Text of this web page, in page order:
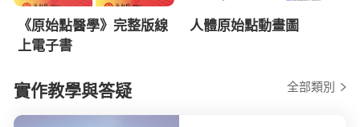
《原始點醫學》完整版線
上電子書
人體原始點動畫圖
實作教學與答疑 全部類別